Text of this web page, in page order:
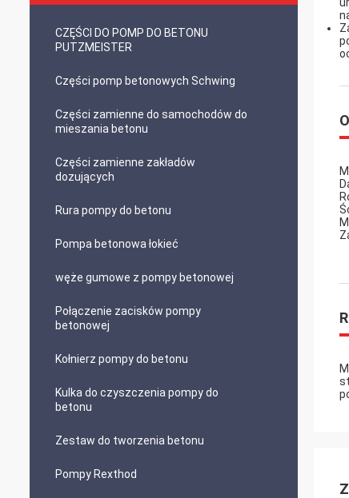
CZĘŚCI DO POMP DO BETONU
PUTZMEISTER
Części pomp betonowych Schwing
Części zamienne do samochodów do
mieszania betonu
Części zamienne zakładów
dozujących
Rura pompy do betonu
Pompa betonowa łokieć
węże gumowe z pompy betonowej
Połączenie zacisków pompy
betonowej
Kołnierz pompy do betonu
Kulka do czyszczenia pompy do
betonu
Zestaw do tworzenia betonu
Pompy Rexthod